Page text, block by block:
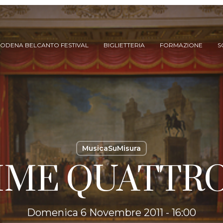
ARCHIVIO SPETTACOLI
(DAL 2023/’24)
ARCHIVIO STORICO
(FINO AL 2022/’23)
BELCANTO FESTIVAL BIGLIETTERIA FORMAZIONE
MusicaSuMisura
Domenica 6 Novembre 2011 - 16:00